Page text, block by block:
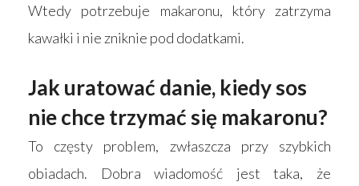
Wtedy potrzebuje makaronu, który zatrzyma
kawałki i nie zniknie pod dodatkami.
Jak uratować danie, kiedy sos
nie chce trzymać się makaronu?
To częsty problem, zwłaszcza przy szybkich
obiadach. Dobra wiadomość jest taka, że